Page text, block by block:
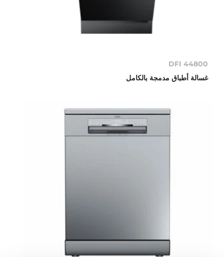
DFI 44800
غسالة أطباق مدمجة بالكامل